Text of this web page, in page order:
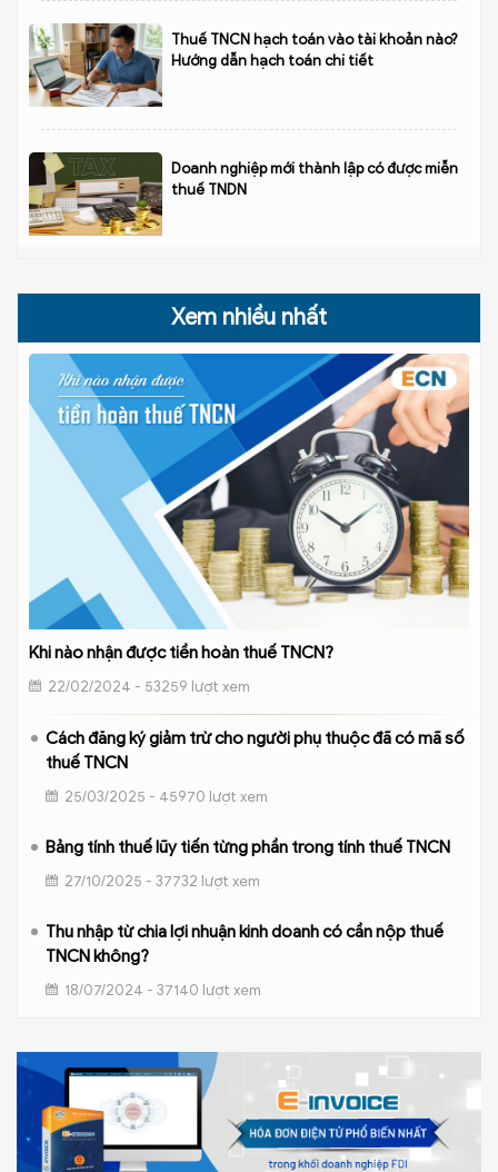
Thuế TNCN hạch toán vào tài khoản nào?
Hướng dẫn hạch toán chi tiết
Doanh nghiệp mới thành lập có được miễn
thuế TNDN
Xem nhiều nhất
Khi nào nhận được tiền hoàn thuế TNCN?
22/02/2024 - 53259 lượt xem
Cách đăng ký giảm trừ cho người phụ thuộc đã có mã số
thuế TNCN
25/03/2025 - 45970 lượt xem
Bảng tính thuế lũy tiến từng phần trong tính thuế TNCN
27/10/2025 - 37732 lượt xem
Thu nhập từ chia lợi nhuận kinh doanh có cần nộp thuế
TNCN không?
18/07/2024 - 37140 lượt xem